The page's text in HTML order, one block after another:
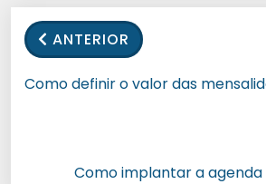
ANTERIOR
Como definir o valor das
Como implantar a